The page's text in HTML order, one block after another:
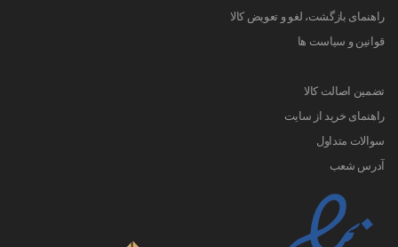
راهنمای بازگشت، لغو و تعویض کالا
قوانین و سیاست ها
تضمین اصالت کالا
راهنمای خرید از سایت
سوالات متداول
آدرس شعب